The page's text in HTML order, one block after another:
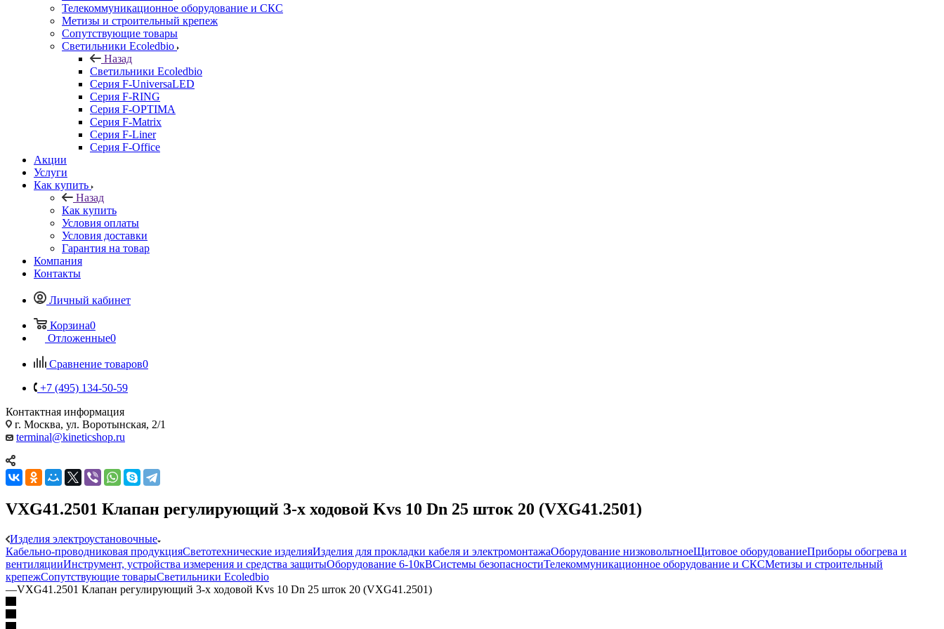
Телекоммуникационное оборудование и СКС
Метизы и строительный крепеж
Сопутствующие товары
Светильники Ecoledbio
Назад
Светильники Ecoledbio
Серия F-UniversaLED
Серия F-RING
Серия F-OPTIMA
Серия F-Matrix
Серия F-Liner
Серия F-Office
Акции
Услуги
Как купить
Назад
Как купить
Условия оплаты
Условия доставки
Гарантия на товар
Компания
Контакты
Личный кабинет
Корзина0
Отложенные0
Сравнение товаров0
+7 (495) 134-50-59
Контактная информация
г. Москва, ул. Воротынская, 2/1
terminal@kineticshop.ru
VXG41.2501 Клапан регулирующий 3-х ходовой Kvs 10 Dn 25 шток 20 (VXG41.2501)
Изделия электроустановочные
Кабельно-проводниковая продукцияСветотехнические изделияИзделия для прокладки кабеля и электромонтажаОборудование низковольтноеЩитовое оборудованиеПриборы обогрева и
вентиляцииИнструмент, устройства измерения и средства защитыОборудование 6-10кВСистемы безопасностиТелекоммуникационное оборудование и СКСМетизы и строительный
крепежСопутствующие товарыСветильники Ecoledbio
—VXG41.2501 Клапан регулирующий 3-х ходовой Kvs 10 Dn 25 шток 20 (VXG41.2501)